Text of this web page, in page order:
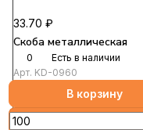
33.70 ₽
Скоба металлическая
0
Есть в наличии
Арт. KD-0960
В корзину